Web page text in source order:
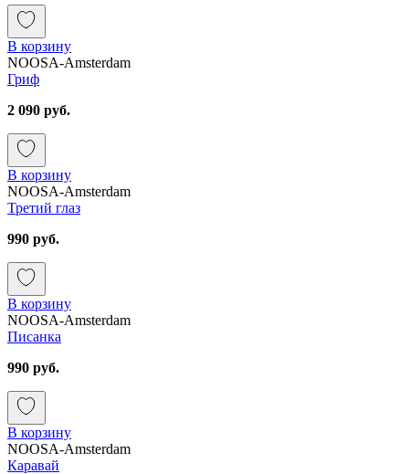
В корзину
NOOSA-Amsterdam
Гриф
2 090 руб.
В корзину
NOOSA-Amsterdam
Третий глаз
990 руб.
В корзину
NOOSA-Amsterdam
Писанка
990 руб.
В корзину
NOOSA-Amsterdam
Каравай